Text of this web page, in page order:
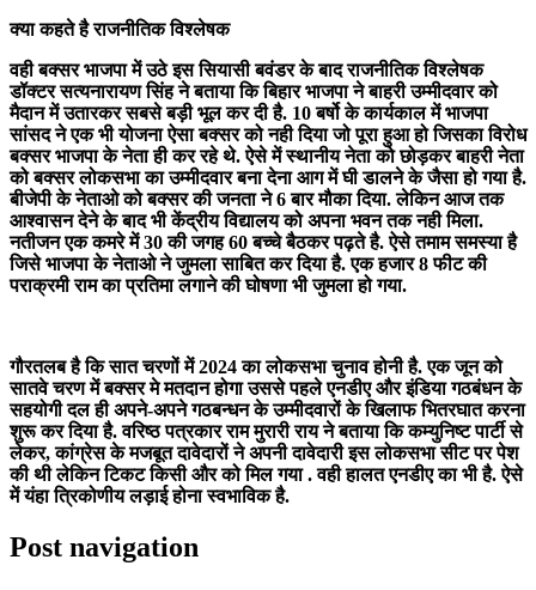
क्या कहते है राजनीतिक विश्लेषक
वही बक्सर भाजपा में उठे इस सियासी बवंडर के बाद राजनीतिक विश्लेषक
डॉक्टर सत्यनारायण सिंह ने बताया कि बिहार भाजपा ने बाहरी उम्मीदवार को
मैदान में उतारकर सबसे बड़ी भूल कर दी है. 10 बर्षो के कार्यकाल में भाजपा
सांसद ने एक भी योजना ऐसा बक्सर को नही दिया जो पूरा हुआ हो जिसका विरोध
बक्सर भाजपा के नेता ही कर रहे थे. ऐसे में स्थानीय नेता को छोड़कर बाहरी नेता
को बक्सर लोकसभा का उम्मीदवार बना देना आग में घी डालने के जैसा हो गया है.
बीजेपी के नेताओ को बक्सर की जनता ने 6 बार मौका दिया. लेकिन आज तक
आश्वासन देने के बाद भी केंद्रीय विद्यालय को अपना भवन तक नही मिला.
नतीजन एक कमरे में 30 की जगह 60 बच्चे बैठकर पढ़ते है. ऐसे तमाम समस्या है
जिसे भाजपा के नेताओ ने जुमला साबित कर दिया है. एक हजार 8 फीट की
पराक्रमी राम का प्रतिमा लगाने की घोषणा भी जुमला हो गया.
गौरतलब है कि सात चरणों में 2024 का लोकसभा चुनाव होनी है. एक जून को
सातवे चरण में बक्सर मे मतदान होगा उससे पहले एनडीए और इंडिया गठबंधन के
सहयोगी दल ही अपने-अपने गठबन्धन के उम्मीदवारों के खिलाफ भितरघात करना
शुरू कर दिया है. वरिष्ठ पत्रकार राम मुरारी राय ने बताया कि कम्युनिष्ट पार्टी से
लेकर, कांग्रेस के मजबूत दावेदारों ने अपनी दावेदारी इस लोकसभा सीट पर पेश
की थी लेकिन टिकट किसी और को मिल गया . वही हालत एनडीए का भी है. ऐसे
में यंहा त्रिकोणीय लड़ाई होना स्वभाविक है.
Post navigation